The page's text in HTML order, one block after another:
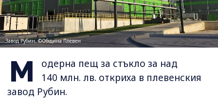
Завод Рубин; ©Община Плевен
М
одерна пещ за стъкло за над
140 млн. лв. откриха в плевенския
завод Рубин.